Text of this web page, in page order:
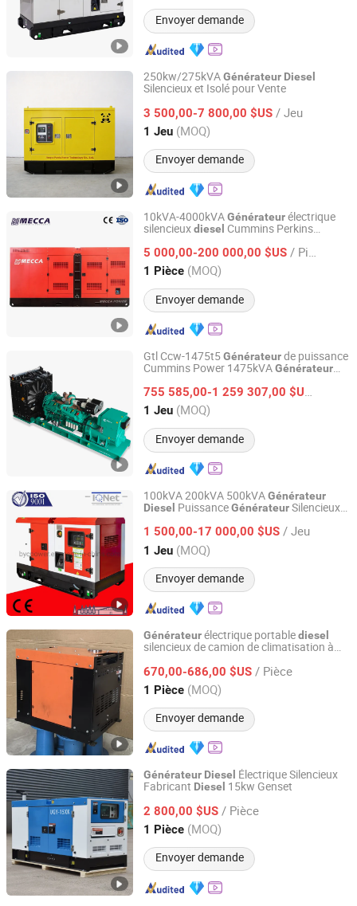
Envoyer demande
250kw/275kVAGénérateur Diesel
Silencieux et Isolé pour Vente
3 500,00-7 800,00 $US / Jeu
1 Jeu (MOQ)
Envoyer demande
Jiangsu Panda Power Technology Co., Ltd.
Jiangsu, China Depuis 2026
10kVA-4000kVAGénérateurélectrique
silencieuxdiesel Cummins Perkins
Kubota Yanmar démarrage électrique
fabricant en Chine
5 000,00-200 000,00 $US / Pièce
1 Pièce (MOQ)
Envoyer demande
MECCA POWER CO., LTD.
Fujian, China Depuis 2019
Gtl Ccw-1475t5Générateurde puissance
Cummins Power 1475kVAGénérateur
755 585,00-1 259 307,00 $US
1 Jeu (MOQ)
Envoyer demande
Xiamen GTL Power System Co., Ltd.
Fujian, China Depuis 2009
100kVA 200kVA 500kVAGénérateur
Diesel PuissanceGénérateurSilencieux
1 500,00-17 000,00 $US / Jeu
1 Jeu (MOQ)
Envoyer demande
FUAN BOYUAN POWER MACHINERY CO., LTD.
Fujian, China Depuis 2015
Générateurélectrique portablediesel
silencieux de camion de climatisation à
-24V 3kw 3.5kw 3000W 10kVA
670,00-686,00 $US / Pièce
1 Pièce (MOQ)
Envoyer demande
Chongqing Fuwang General Machinery Equipment Co.,
Ltd.
Chongqing, China
Générateur Diesel Électrique Silencieux
Fabricant Diesel 15kw Genset
2 800,00 $US / Pièce
1 Pièce (MOQ)
Envoyer demande
Zhejiang Universal Machinery Co., Ltd.
Zhejiang, China Depuis 2008